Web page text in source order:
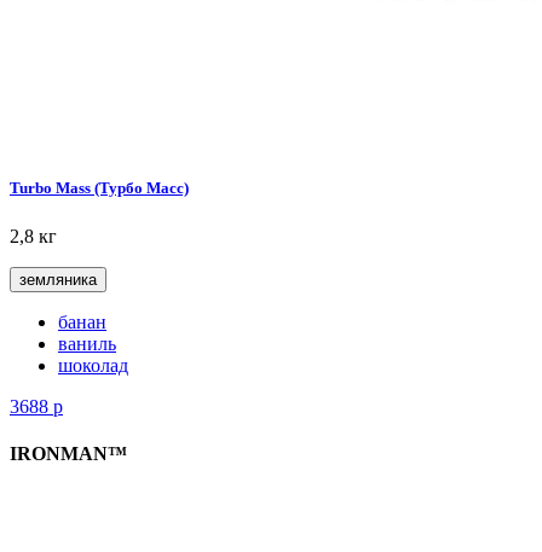
Turbo Mass (Турбо Масс)
2,8 кг
земляника
банан
ваниль
шоколад
3688 р
IRONMAN™